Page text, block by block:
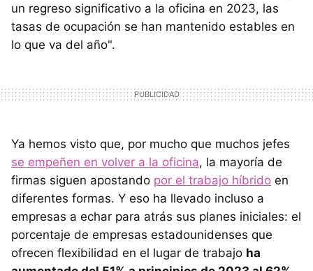
un regreso significativo a la oficina en 2023, las
tasas de ocupación se han mantenido estables en
lo que va del año".
Ya hemos visto que, por mucho que muchos jefes
se empeñen en volver a la oficina, la mayoría de
firmas siguen apostando por el trabajo híbrido en
diferentes formas. Y eso ha llevado incluso a
empresas a echar para atrás sus planes iniciales: el
porcentaje de empresas estadounidenses que
ofrecen flexibilidad en el lugar de trabajo ha